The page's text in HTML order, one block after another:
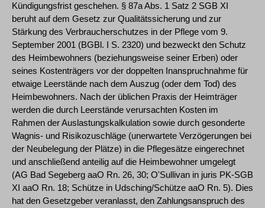
Kündigungsfrist geschehen. § 87a Abs. 1 Satz 2 SGB XI
beruht auf dem Gesetz zur Qualitätssicherung und zur
Stärkung des Verbraucherschutzes in der Pflege vom 9.
September 2001 (BGBl. I S. 2320) und bezweckt den Schutz
des Heimbewohners (beziehungsweise seiner Erben) oder
seines Kostenträgers vor der doppelten Inanspruchnahme für
etwaige Leerstände nach dem Auszug (oder dem Tod) des
Heimbewohners. Nach der üblichen Praxis der Heimträger
werden die durch Leerstände verursachten Kosten im
Rahmen der Auslastungskalkulation sowie durch gesonderte
Wagnis- und Risikozuschläge (unerwartete Verzögerungen bei
der Neubelegung der Plätze) in die Pflegesätze eingerechnet
und anschließend anteilig auf die Heimbewohner umgelegt
(AG Bad Segeberg aaO Rn. 26, 30; O'Sullivan in juris PK-SGB
XI aaO Rn. 18; Schütze in Udsching/Schütze aaO Rn. 5). Dies
hat den Gesetzgeber veranlasst, den Zahlungsanspruch des